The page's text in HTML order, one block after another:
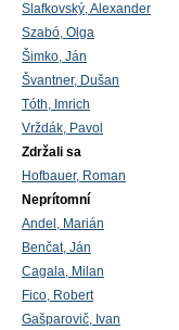
Slafkovský, Alexander
Szabó, Olga
Šimko, Ján
Švantner, Dušan
Tóth, Imrich
Vrždák, Pavol
Zdržali sa
Hofbauer, Roman
Neprítomní
Andel, Marián
Benčat, Ján
Cagala, Milan
Fico, Robert
Gašparovič, Ivan